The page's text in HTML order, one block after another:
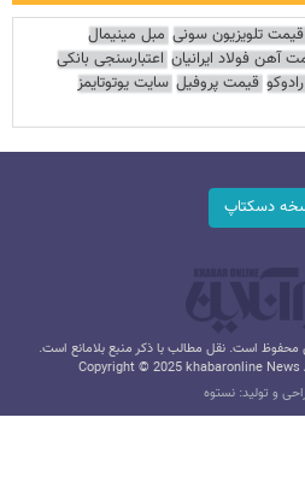
قیمت تلویزیون سونی مبل مینیمال
آهن فولاد ایرانیان اعتبارسنجی بانکی
قیمت پروفیل سایت یوتوتایمز
دسکتاپ
محفوظ است. نقل مطالب با ذکر منبع بلامانع است.
Copyright © 2025 khabaronline
و تولید: نستوه